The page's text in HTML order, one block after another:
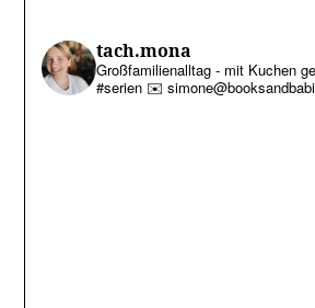
tach.mona
Großfamilienalltag - mit Kuchen
#serien ✉️